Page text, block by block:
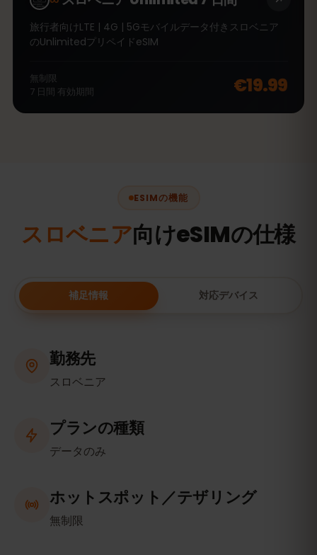
旅行者向けLTE | 4G | 5Gモバイルデータ付きスロベニア
のUnlimitedプリペイドeSIM
無制限
7 日間 有効期間 €19.99
ESIMの機能
スロベニア向けeSIMの仕様
補足情報 対応デバイス
勤務先
スロベニア
プランの種類
データのみ
ホットスポット／テザリング
無制限